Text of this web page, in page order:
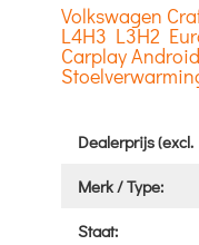
Volkswagen
L4H3 L3H2
Carplay
Dealerprijs (excl.
Merk / Type:
Staat: